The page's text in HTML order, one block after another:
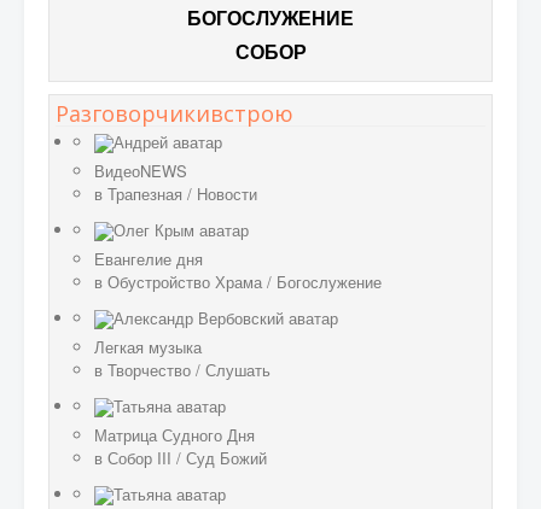
БОГОСЛУЖЕНИЕ
СОБОР
Разговорчикивстрою
ВидеоNEWS
в Трапезная / Новости
Евангелие дня
в Обустройство Храма / Богослужение
Легкая музыка
в Творчество / Слушать
Матрица Судного Дня
в Собор III / Суд Божий